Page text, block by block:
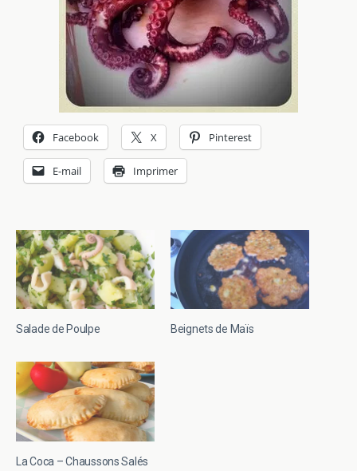
Facebook X Pinterest
E-mail Imprimer
Salade de Poulpe Beignets de Maïs
La Coca – Chaussons Salés